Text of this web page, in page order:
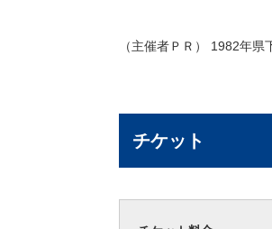
（主催者ＰＲ） 1982年
チケット